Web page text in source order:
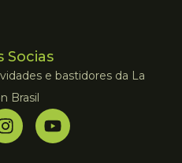
Socias
e bastidores da La
Brasil